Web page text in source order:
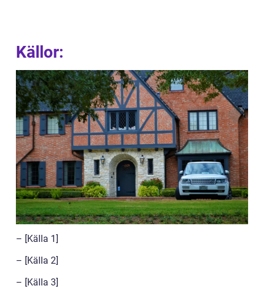
Källor:
– [Källa 1]
– [Källa 2]
– [Källa 3]